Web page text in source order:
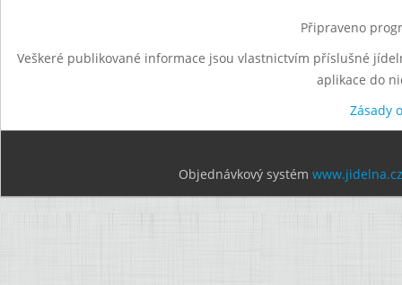
Připraveno
Veškeré publikované informace jsou vlastnictvím příslušné
aplikace do
Zásady
Objednávkový systém www.jidelna.cz